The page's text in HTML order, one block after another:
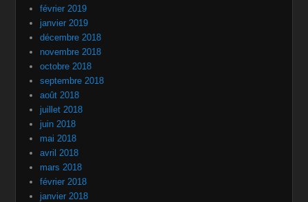
février 2019
janvier 2019
décembre 2018
novembre 2018
octobre 2018
septembre 2018
août 2018
juillet 2018
juin 2018
mai 2018
avril 2018
mars 2018
février 2018
janvier 2018